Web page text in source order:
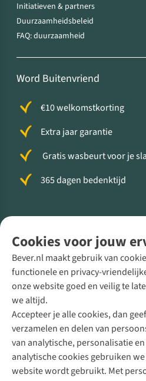
Cookies voor jouw
Bever.nl maakt gebruik van
functionele en privacy-
onze website goed en veilig te
we altijd.
Accepteer je alle cookies, dan
verzamelen en delen van
van analytische, personalisatie
analytische cookies gebruiken
website wordt gebruikt. Met
Initiatieven & partners
Duurzaamheidsbeleid
FAQ: duurzaamheid
Word Buitenvriend
€10 welkomstkorting
Extra jaar garantie
Gratis wasbeurt voor je
365 dagen bedenktijd
Direct advies van een
+31 (0)85 888 50 88
+31 6 12 28 49 80
Contactformulier